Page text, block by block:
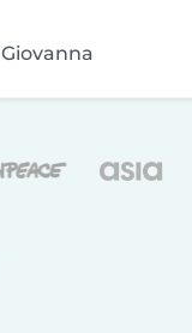
Giovanna